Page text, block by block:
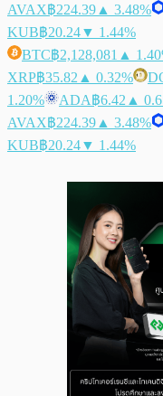
AVAX฿224.39 ▲ 3.48%
KUB฿20.24▼ 1.44%
BTC฿2,128,081 ▲
XRP฿35.82 ▲ 0.32%
1.20%
ADA฿6.42 ▲
AVAX฿224.39 ▲ 3.48%
KUB฿20.24▼ 1.44%